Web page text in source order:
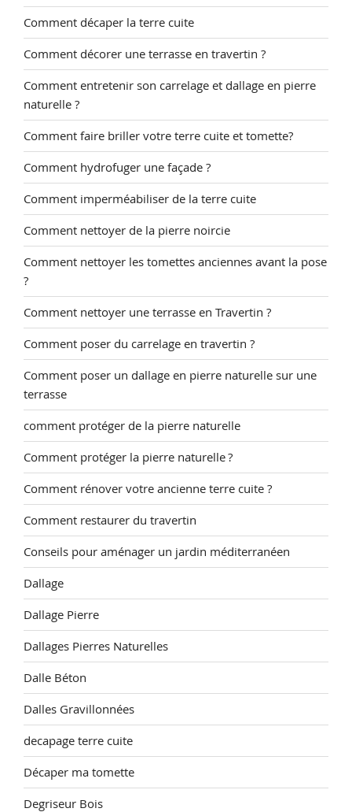
Comment décaper la terre cuite
Comment décorer une terrasse en travertin ?
Comment entretenir son carrelage et dallage en pierre
naturelle ?
Comment faire briller votre terre cuite et tomette?
Comment hydrofuger une façade ?
Comment imperméabiliser de la terre cuite
Comment nettoyer de la pierre noircie
Comment nettoyer les tomettes anciennes avant la pose
?
Comment nettoyer une terrasse en Travertin ?
Comment poser du carrelage en travertin ?
Comment poser un dallage en pierre naturelle sur une
terrasse
comment protéger de la pierre naturelle
Comment protéger la pierre naturelle ?
Comment rénover votre ancienne terre cuite ?
Comment restaurer du travertin
Conseils pour aménager un jardin méditerranéen
Dallage
Dallage Pierre
Dallages Pierres Naturelles
Dalle Béton
Dalles Gravillonnées
decapage terre cuite
Décaper ma tomette
Degriseur Bois